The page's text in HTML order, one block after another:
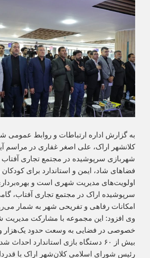
به گزارش اداره ارتباطات و روابط عمومی
کلانشهر اراک، علی اصغر غفاری در مراسم
شهربازی سرپوشیده در مجتمع تجاری آفتاب
فضاهای شاد، ایمن و استاندارد برای کودکان
اولویت‌های مدیریت شهری است و
سرپوشیده اراک در مجتمع تجاری آفتاب،
امکانات رفاهی و تفریحی شهر به شمار
وی افزود: این مجموعه با مشارکت
بیش از ۶۰ دستگاه بازی استاندارد احداث شده است.
رئیس شورای اسلامی کلان‌شهر اراک با